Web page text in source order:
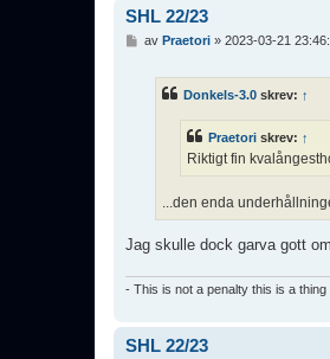
SHL 22/23
av Praetori» 2023-03-21
Donkels-3.0 skrev: ↑
Praetori skrev: ↑
Riktigt fin
...den enda
Jag skulle dock garva gott
- This is not a penalty this is a
SHL 22/23